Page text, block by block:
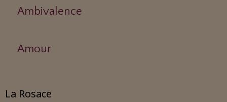
Ambivalence
Amour
La Rosace